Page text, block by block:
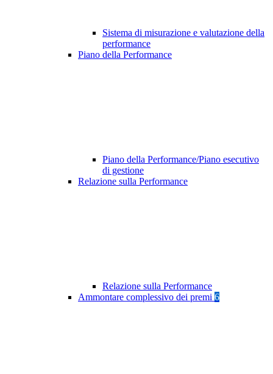
Sistema di misurazione e valutazione della
performance
Piano della Performance
Piano della Performance/Piano esecutivo
di gestione
Relazione sulla Performance
Relazione sulla Performance
Ammontare complessivo dei premi 6